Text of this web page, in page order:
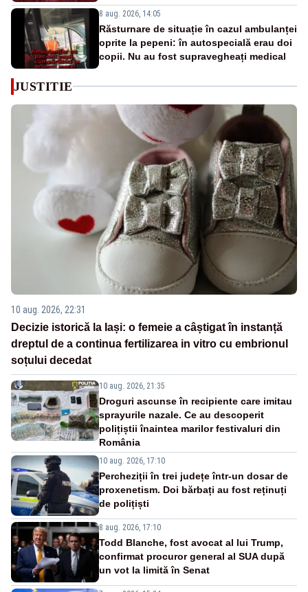
8 aug. 2026, 14:05
Răsturnare de situație în cazul ambulanței
oprite la pepeni: în autospecială erau doi
copii. Nu au fost supravegheați medical
JUSTITIE
10 aug. 2026, 22:31
Decizie istorică la Iași: o femeie a câștigat în instanță
dreptul de a continua fertilizarea in vitro cu embrionul
soțului decedat
10 aug. 2026, 21:35
Droguri ascunse în recipiente care imitau
sprayurile nazale. Ce au descoperit
polițiștii înaintea marilor festivaluri din
România
10 aug. 2026, 17:10
Percheziții în trei județe într-un dosar de
proxenetism. Doi bărbați au fost reținuți
de polițiști
8 aug. 2026, 17:10
Todd Blanche, fost avocat al lui Trump,
confirmat procuror general al SUA după
un vot la limită în Senat